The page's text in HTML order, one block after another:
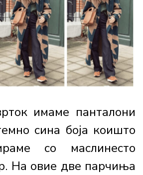
имаме панталони
сина боја коишто
со маслинесто
На овие две парчиња